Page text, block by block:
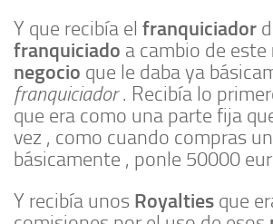
Y que recibía el franquiciador
franquiciado a cambio de este
negocio que le daba ya
franquiciador. Recibía lo
que era como una parte fija
vez , como cuando compras
básicamente , ponle 50000
Y recibía unos Royalties que